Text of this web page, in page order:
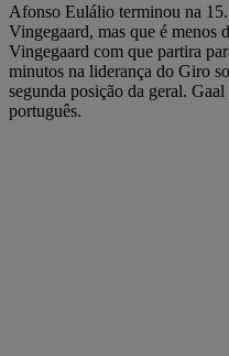
Afonso Eulálio terminou na
Vingegaard, mas que é menos
Vingegaard com que partira
minutos na liderança do Giro
segunda posição da geral.
português.